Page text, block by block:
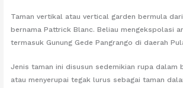
Taman vertikal atau vertical garden bermula
bernama Pattrick Blanc. Beliau mengekspolasi
termasuk Gunung Gede Pangrango di daerah
Jenis taman ini disusun sedemikian rupa dalam
atau menyerupai tegak lurus sebagai taman